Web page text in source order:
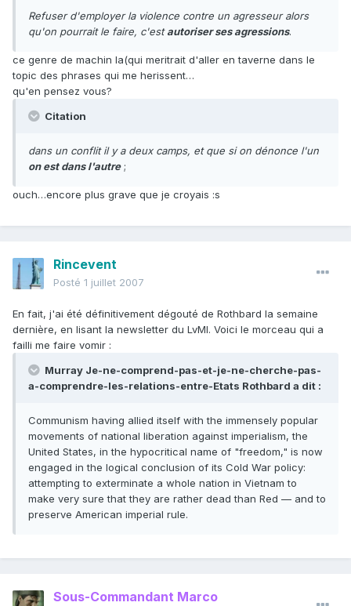
Refuser d'employer la violence contre un agresseur alors
qu'on pourrait le faire, c'estautoriser ses agressions.
ce genre de machin la(qui meritrait d'aller en taverne dans le
topic des phrases qui me herissent…
qu'en pensez vous?
Citation
dans un conflit il y a deux camps, et que si on dénonce l'un
on est dans l'autre;
ouch…encore plus grave que je croyais :s
Rincevent
Posté 1 juillet 2007
En fait, j'ai été définitivement dégouté de Rothbard la semaine
dernière, en lisant la newsletter du LvMI. Voici le morceau qui a
failli me faire vomir :
Murray Je-ne-comprend-pas-et-je-ne-cherche-pas-
a-comprendre-les-relations-entre-Etats Rothbard a dit :
Communism having allied itself with the immensely popular
movements of national liberation against imperialism, the
United States, in the hypocritical name of "freedom," is now
engaged in the logical conclusion of its Cold War policy:
attempting to exterminate a whole nation in Vietnam to
make very sure that they are rather dead than Red — and to
preserve American imperial rule.
Sous-Commandant Marco